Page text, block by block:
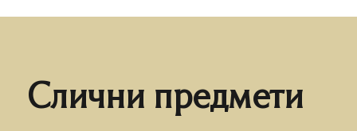
Слични предмети